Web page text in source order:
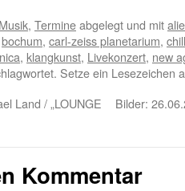
Musik, Termineabgelegt und mit
bochum, carl-zeiss planetarium,
, klangkunst, Livekonzert, new
Setze ein Lesezeichen
Land / „LOUNGE
Bilder:
Kommentar